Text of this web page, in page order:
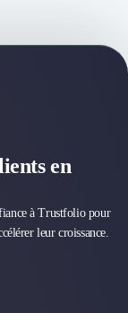
en
à Trustfolio pour
leur croissance.